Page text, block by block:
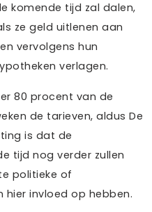
komende tijd zal dalen,
ze geld uitlenen aan
vervolgens hun
verlagen.
80 procent van de
de tarieven, aldus De
is dat de
tijd nog verder zullen
politieke of
hier invloed op hebben.